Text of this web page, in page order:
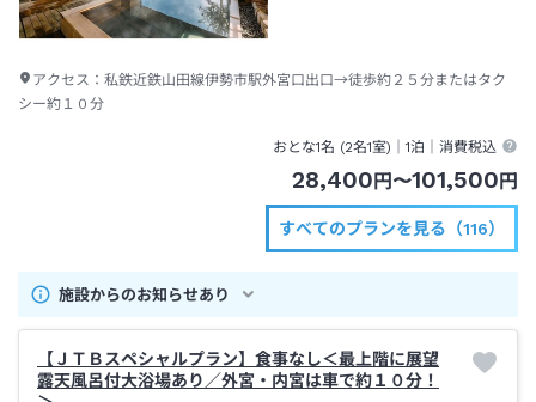
アクセス： 私鉄近鉄山田線伊勢市駅外宮口出口→徒歩約２５分またはタク
シー約１０分
おとな1名 (2名1室)｜1泊 ｜消費税込
28,400 円 〜101,500 円
すべてのプランを見る（116）
施設からのお知らせあり
【ＪＴＢスペシャルプラン】食事なし＜最上階に展望
露天風呂付大浴場あり／外宮・内宮は車で約１０分！